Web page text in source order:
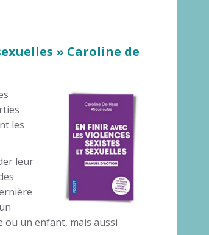
» Caroline de
les
leur
ou un enfant, mais aussi